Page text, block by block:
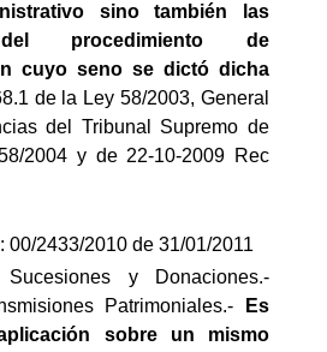
sino también las
procedimiento de
cuyo seno se dictó dicha
de la Ley 58/2003, General
del Tribunal Supremo de
2004 y de 22-10-2009 Rec
00/2433/2010 de 31/01/2011
Sucesiones y Donaciones.-
Patrimoniales.-
Es
sobre un mismo